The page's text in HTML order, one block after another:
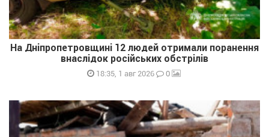
На Дніпропетровщині 12 людей отримали поранення
внаслідок російських обстрілів
18:35, 1 авг 2026 0